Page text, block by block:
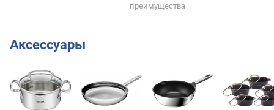
преимущества
Аксессуары